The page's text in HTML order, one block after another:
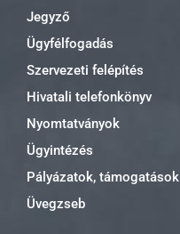
Jegyző
Ügyfélfogadás
Szervezeti felépítés
Hivatali telefonkönyv
Nyomtatványok
Ügyintézés
Pályázatok, támogatások
Üvegzseb